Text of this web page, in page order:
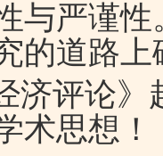
与严谨
的道路上
济评论》
术思想！